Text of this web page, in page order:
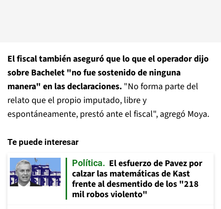
El fiscal también aseguró que lo que el operador dijo
sobre Bachelet "no fue sostenido de ninguna
manera" en las declaraciones. "No forma parte del
relato que el propio imputado, libre y
espontáneamente, prestó ante el fiscal", agregó Moya.
Te puede interesar
Política
El esfuerzo de Pavez por
calzar las matemáticas de Kast
frente al desmentido de los "218
mil robos violento"